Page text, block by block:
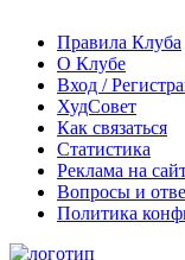
Правила Клуба
О Клубе
Вход /
ХудСовет
Как связаться
Статистика
Реклама на
Вопросы и
Политика